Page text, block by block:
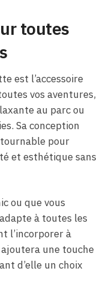
toutes
est l’accessoire
vos aventures,
au parc ou
Sa conception
pour
et esthétique sans
ou que vous
à toutes les
l’incorporer à
une touche
d’elle un choix